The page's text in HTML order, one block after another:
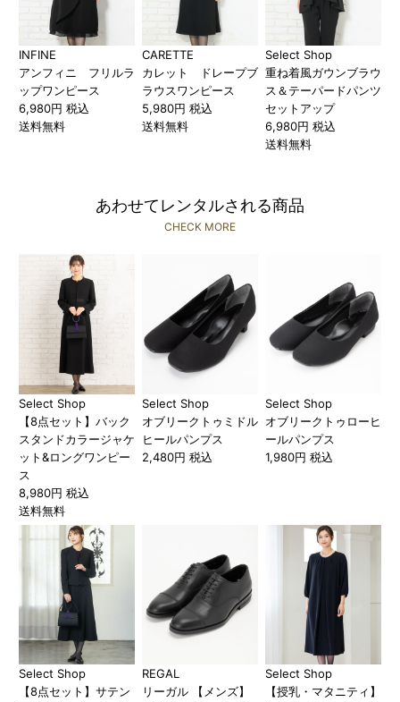
INFINE
アンフィニ フリルラ
ップワンピース
6,980円 税込
送料無料
CARETTE
カレット ドレープブ
ラウスワンピース
5,980円 税込
送料無料
Select Shop
重ね着風ガウンブラウ
ス＆テーパードパンツ
セットアップ
6,980円 税込
送料無料
あわせてレンタルされる商品
CHECK MORE
Select Shop
【8点セット】バック
スタンドカラージャケ
ット&ロングワンピー
ス
8,980円 税込
送料無料
Select Shop
オブリークトゥミドル
ヒールパンプス
2,480円 税込
Select Shop
オブリークトゥローヒ
ールパンプス
1,980円 税込
Select Shop
【8点セット】サテン
REGAL
リーガル 【メンズ】
Select Shop
【授乳・マタニティ】